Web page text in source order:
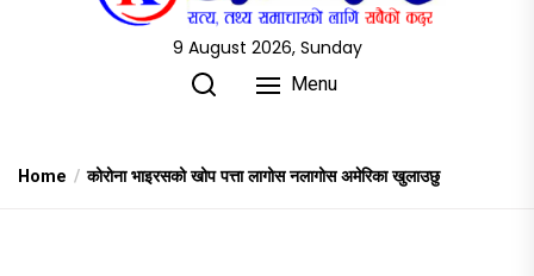
9 August 2026, Sunday
Menu
Home कोरोना भाइरसको खोप पत्ता लागोस नलागोस अमेरिका खुलाउछु